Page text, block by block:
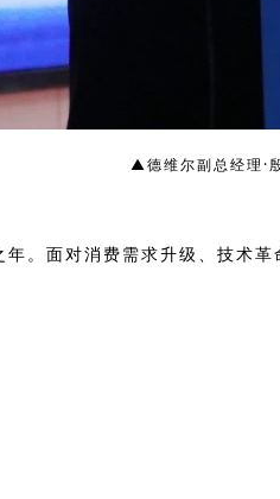
▲德维尔副总经理·
。面对消费需求升级、技术